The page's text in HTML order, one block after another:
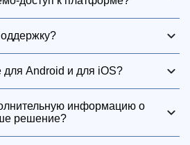
нам по адресу
нашего и нуждаетесь в
для Android и для iOS?
информацию о
решение?